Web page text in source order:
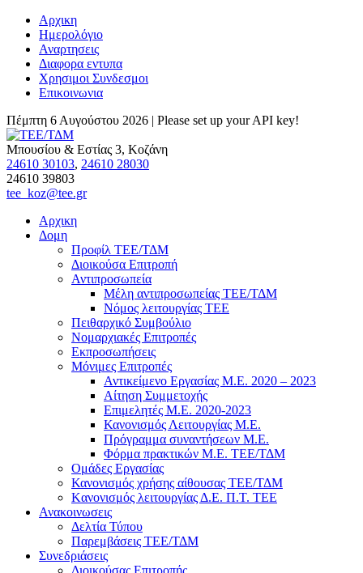
Αρχικη
Ημερολόγιο
Αναρτησεις
Διαφορα εντυπα
Χρησιμοι Συνδεσμοι
Επικοινωνια
Πέμπτη 6 Αυγούστου 2026 | Please set up your API key!
Μπουσίου & Εστίας 3, Κοζάνη
24610 30103, 24610 28030
24610 39803
tee_koz@tee.gr
Αρχικη
Δομη
Προφίλ ΤΕΕ/ΤΔΜ
Διοικούσα Επιτροπή
Αντιπροσωπεία
Μέλη αντιπροσωπείας ΤΕΕ/ΤΔΜ
Νόμος λειτουργίας ΤΕΕ
Πειθαρχικό Συμβούλιο
Νομαρχιακές Επιτροπές
Εκπροσωπήσεις
Μόνιμες Επιτροπές
Αντικείμενο Εργασίας Μ.Ε. 2020 – 2023
Αίτηση Συμμετοχής
Επιμελητές Μ.Ε. 2020-2023
Κανονισμός Λειτουργίας Μ.Ε.
Πρόγραμμα συναντήσεων M.E.
Φόρμα πρακτικών Μ.Ε. ΤΕΕ/ΤΔΜ
Ομάδες Εργασίας
Κανονισμός χρήσης αίθουσας ΤΕΕ/ΤΔΜ
Kανονισμός λειτουργίας Δ.Ε. Π.Τ. ΤΕΕ
Ανακοινωσεις
Δελτία Τύπου
Παρεμβάσεις ΤΕΕ/ΤΔΜ
Συνεδριάσεις
Διοικούσας Επιτροπής